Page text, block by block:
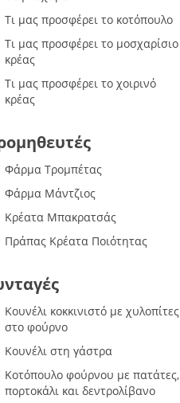
€ 4,50
Τι μας προσφέρει το κοτόπουλο
Τι μας προσφέρει το μοσχαρίσιο
κρέας
Τι μας προσφέρει το χοιρινό
κρέας
Φάρμα Τρομπέτας
Φάρμα Μάντζιος
Κρέατα Μπακρατσάς
Πράπας Κρέατα Ποιότητας
Κουνέλι κοκκινιστό με χυλοπίτες
στο φούρνο
Κουνέλι στη γάστρα
Κοτόπουλο φούρνου με πατάτες,
πορτοκάλι και δεντρολίβανο